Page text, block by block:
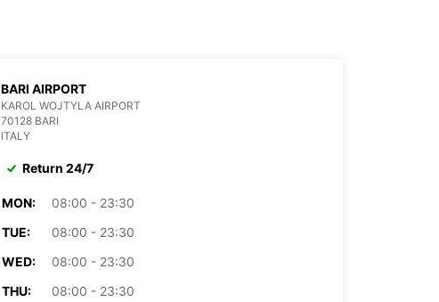
BARI AIRPORT
KAROL WOJTYLA AIRPORT
70128 BARI
ITALY
Return 24/7
MON:
08:00 - 23:30
TUE:
08:00 - 23:30
WED:
08:00 - 23:30
THU:
08:00 - 23:30